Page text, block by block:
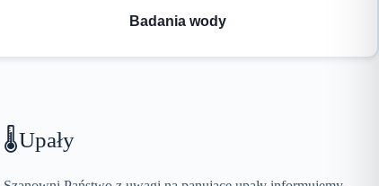
Badania wody
🌡️Upały